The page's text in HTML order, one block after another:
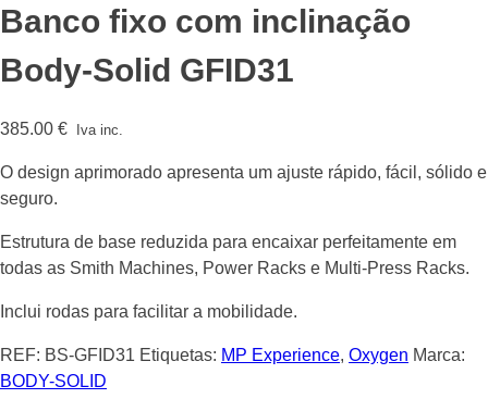
Banco fixo com inclinação
Body-Solid GFID31
385.00 € Iva inc.
O design aprimorado apresenta um ajuste rápido, fácil, sólido e
seguro.
Estrutura de base reduzida para encaixar perfeitamente em
todas as Smith Machines, Power Racks e Multi-Press Racks.
Inclui rodas para facilitar a mobilidade.
REF: BS-GFID31 Etiquetas: MP Experience, Oxygen Marca:
BODY-SOLID